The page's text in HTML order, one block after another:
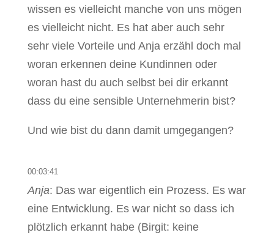
wissen es vielleicht manche von uns mögen
es vielleicht nicht. Es hat aber auch sehr
sehr viele Vorteile und Anja erzähl doch mal
woran erkennen deine Kundinnen oder
woran hast du auch selbst bei dir erkannt
dass du eine sensible Unternehmerin bist?
Und wie bist du dann damit umgegangen?
00:03:41
Anja: Das war eigentlich ein Prozess. Es war
eine Entwicklung. Es war nicht so dass ich
plötzlich erkannt habe (Birgit: keine